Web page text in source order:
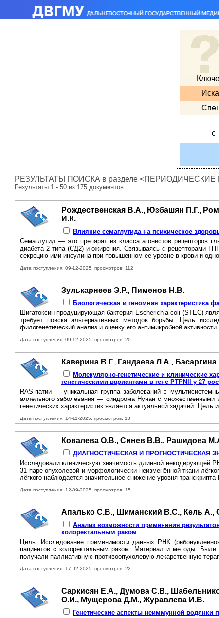
с
РЕЗУЛЬТАТЫ ПОИСКА в разделе <ПЕРИОДИЧЕСКИЕ
Результаты 1 - 50 из 175 документов
Рождественская В.А., Юзбашян П.Г.,
И.К.
Влияние семаглутида на психическое
Семаглутид — это препарат из класса агонистов рецепторов
диабета 2 типа (СД2) и ожирения. Связываясь с рецепторами
секрецию ими инсулина при повышенном ее уровне в крови и
Дата поступления: 09-12-2025, просмотров: 112
Зулькарнеев Э.Р., Пименов Н.В.
Биологическая и геномная характеристика
Шигатоксин-продуцирующая бактерия Escherichia coli (STEC)
требует поиска альтернативных методов борьбы. Цель
филогенетический анализ и оценку его антимикробной
Дата поступления: 09-12-2025, просмотров: 20
Каверина В.Г., Гандаева Л.А.,
Молекулярно-генетические и клинические
генетическими вариантами в гене PTPNll у 27
RAS-патии — уникальная группа заболеваний с
аллельного заболевания — синдрома Нунан с множественными
генетических характеристик является актуальной задачей. Цель
Дата поступления: 14-11-2025, просмотров: 18
Ковалева О.В., Синев В.В., Рашидова
ДИАГНОСТИЧЕСКАЯ И ПРОГНОСТИЧЕСКАЯ
Исследовали клиническую значимость длинной некодирующей
31 паре опухолевой и морфологически неизменённой ткани
лёгкого наблюдается значительное снижение уровня
Дата поступления: 12-09-2025, просмотров: 15
Апалько С.В., Шиманский В.С., Кель А.,
Анализ возможности применения
колоректальным раком
Цель. Исследование применимости данных PHK
пациентов с колоректальным раком. Материал и методы. Были
получали паллиативную противоопухолевую лекарственную
Дата поступления: 17-02-2025, просмотров: 22
Саркисян Е.А., Думова С.В.,
О.И., Мущерова Д.М., Журавлева И.В.
Генетические аспекты неиммунной водянки